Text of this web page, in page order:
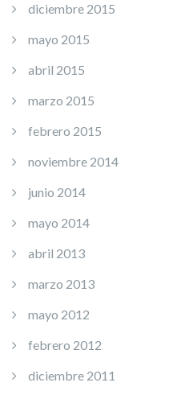
diciembre 2015
mayo 2015
abril 2015
marzo 2015
febrero 2015
noviembre 2014
junio 2014
mayo 2014
abril 2013
marzo 2013
mayo 2012
febrero 2012
diciembre 2011